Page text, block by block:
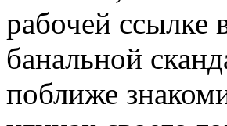
рабочей ссылке
банальной
поближе